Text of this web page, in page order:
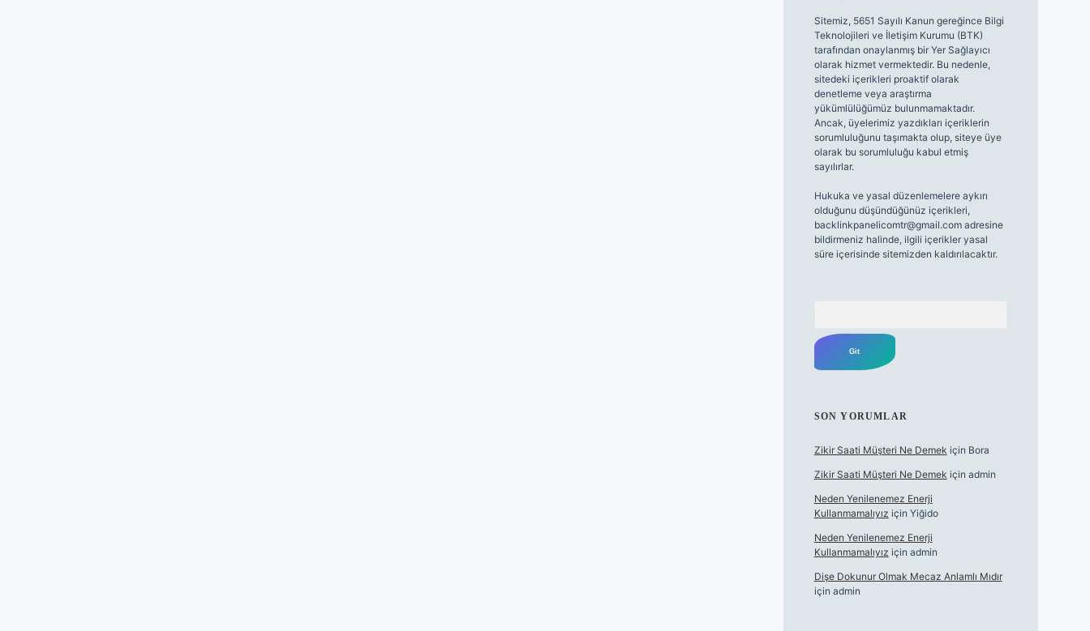
Sitemiz, 5651 Sayılı Kanun gereğince Bilgi
Teknolojileri ve İletişim Kurumu (BTK)
tarafından onaylanmış bir Yer Sağlayıcı
olarak hizmet vermektedir. Bu nedenle,
sitedeki içerikleri proaktif olarak
denetleme veya araştırma
yükümlülüğümüz bulunmamaktadır.
Ancak, üyelerimiz yazdıkları içeriklerin
sorumluluğunu taşımakta olup, siteye üye
olarak bu sorumluluğu kabul etmiş
sayılırlar.
Hukuka ve yasal düzenlemelere aykırı
olduğunu düşündüğünüz içerikleri,
backlinkpanelicomtr@gmail.comadresine
bildirmeniz halinde, ilgili içerikler yasal
süre içerisinde sitemizden kaldırılacaktır.
SON YORUMLAR
Zikir Saati Müşteri Ne Demek için Bora
Zikir Saati Müşteri Ne Demek için admin
Neden Yenilenemez Enerji
Kullanmamalıyız için Yiğido
Neden Yenilenemez Enerji
Kullanmamalıyız için admin
Dişe Dokunur Olmak Mecaz Anlamlı Mıdır
için admin